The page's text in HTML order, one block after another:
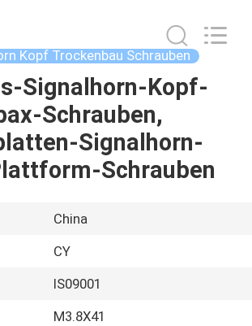
Kopf Trockenbau Schrauben
Signalhorn-Kopf-
Schrauben,
Signalhorn-
Schrauben
China
CY
IS09001
M3.8X41